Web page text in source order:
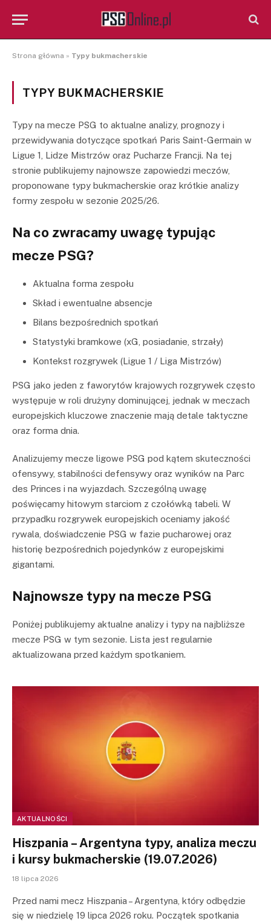
Strona główna » Typy bukmacherskie
TYPY BUKMACHERSKIE
Typy na mecze PSG to aktualne analizy, prognozy i
przewidywania dotyczące spotkań Paris Saint-Germain w
Ligue 1, Lidze Mistrzów oraz Pucharze Francji. Na tej
stronie publikujemy najnowsze zapowiedzi meczów,
proponowane typy bukmacherskie oraz krótkie analizy
formy zespołu w sezonie 2025/26.
Na co zwracamy uwagę typując
mecze PSG?
Aktualna forma zespołu
Skład i ewentualne absencje
Bilans bezpośrednich spotkań
Statystyki bramkowe (xG, posiadanie, strzały)
Kontekst rozgrywek (Ligue 1 / Liga Mistrzów)
PSG jako jeden z faworytów krajowych rozgrywek często
występuje w roli drużyny dominującej, jednak w meczach
europejskich kluczowe znaczenie mają detale taktyczne
oraz forma dnia.
Analizujemy mecze ligowe PSG pod kątem skuteczności
ofensywy, stabilności defensywy oraz wyników na Parc
des Princes i na wyjazdach. Szczególną uwagę
poświęcamy hitowym starciom z czołówką tabeli. W
przypadku rozgrywek europejskich oceniamy jakość
rywala, doświadczenie PSG w fazie pucharowej oraz
historię bezpośrednich pojedynków z europejskimi
gigantami.
Najnowsze typy na mecze PSG
Poniżej publikujemy aktualne analizy i typy na najbliższe
mecze PSG w tym sezonie. Lista jest regularnie
aktualizowana przed każdym spotkaniem.
AKTUALNOŚCI
Hiszpania – Argentyna typy, analiza meczu
i kursy bukmacherskie (19.07.2026)
18 lipca 2026
Przed nami mecz Hiszpania – Argentyna, który odbędzie
się w niedzielę 19 lipca 2026 roku. Początek spotkania